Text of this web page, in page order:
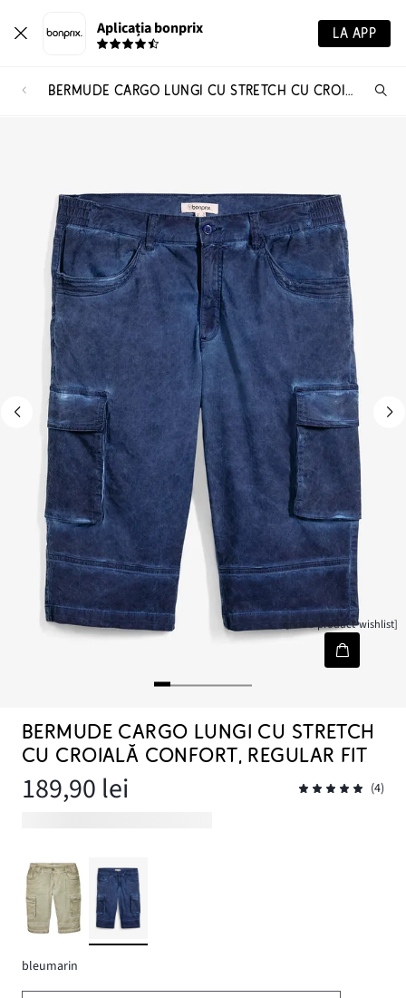
Aplicația bonprix LA APP
BERMUDE CARGO LUNGI CU STRETCH CU CROIALĂ CONFORT, REGULAR FIT
[node-product-wishlist]
BERMUDE CARGO LUNGI CU STRETCH
CU CROIALĂ CONFORT, REGULAR FIT
189,90 lei (4)
bleumarin